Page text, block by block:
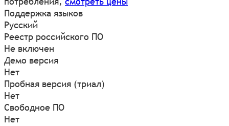
Поддержка языков
Русский
Реестр российского ПО
Не включен
Демо версия
Нет
Пробная версия (триал)
Нет
Свободное ПО
Нет